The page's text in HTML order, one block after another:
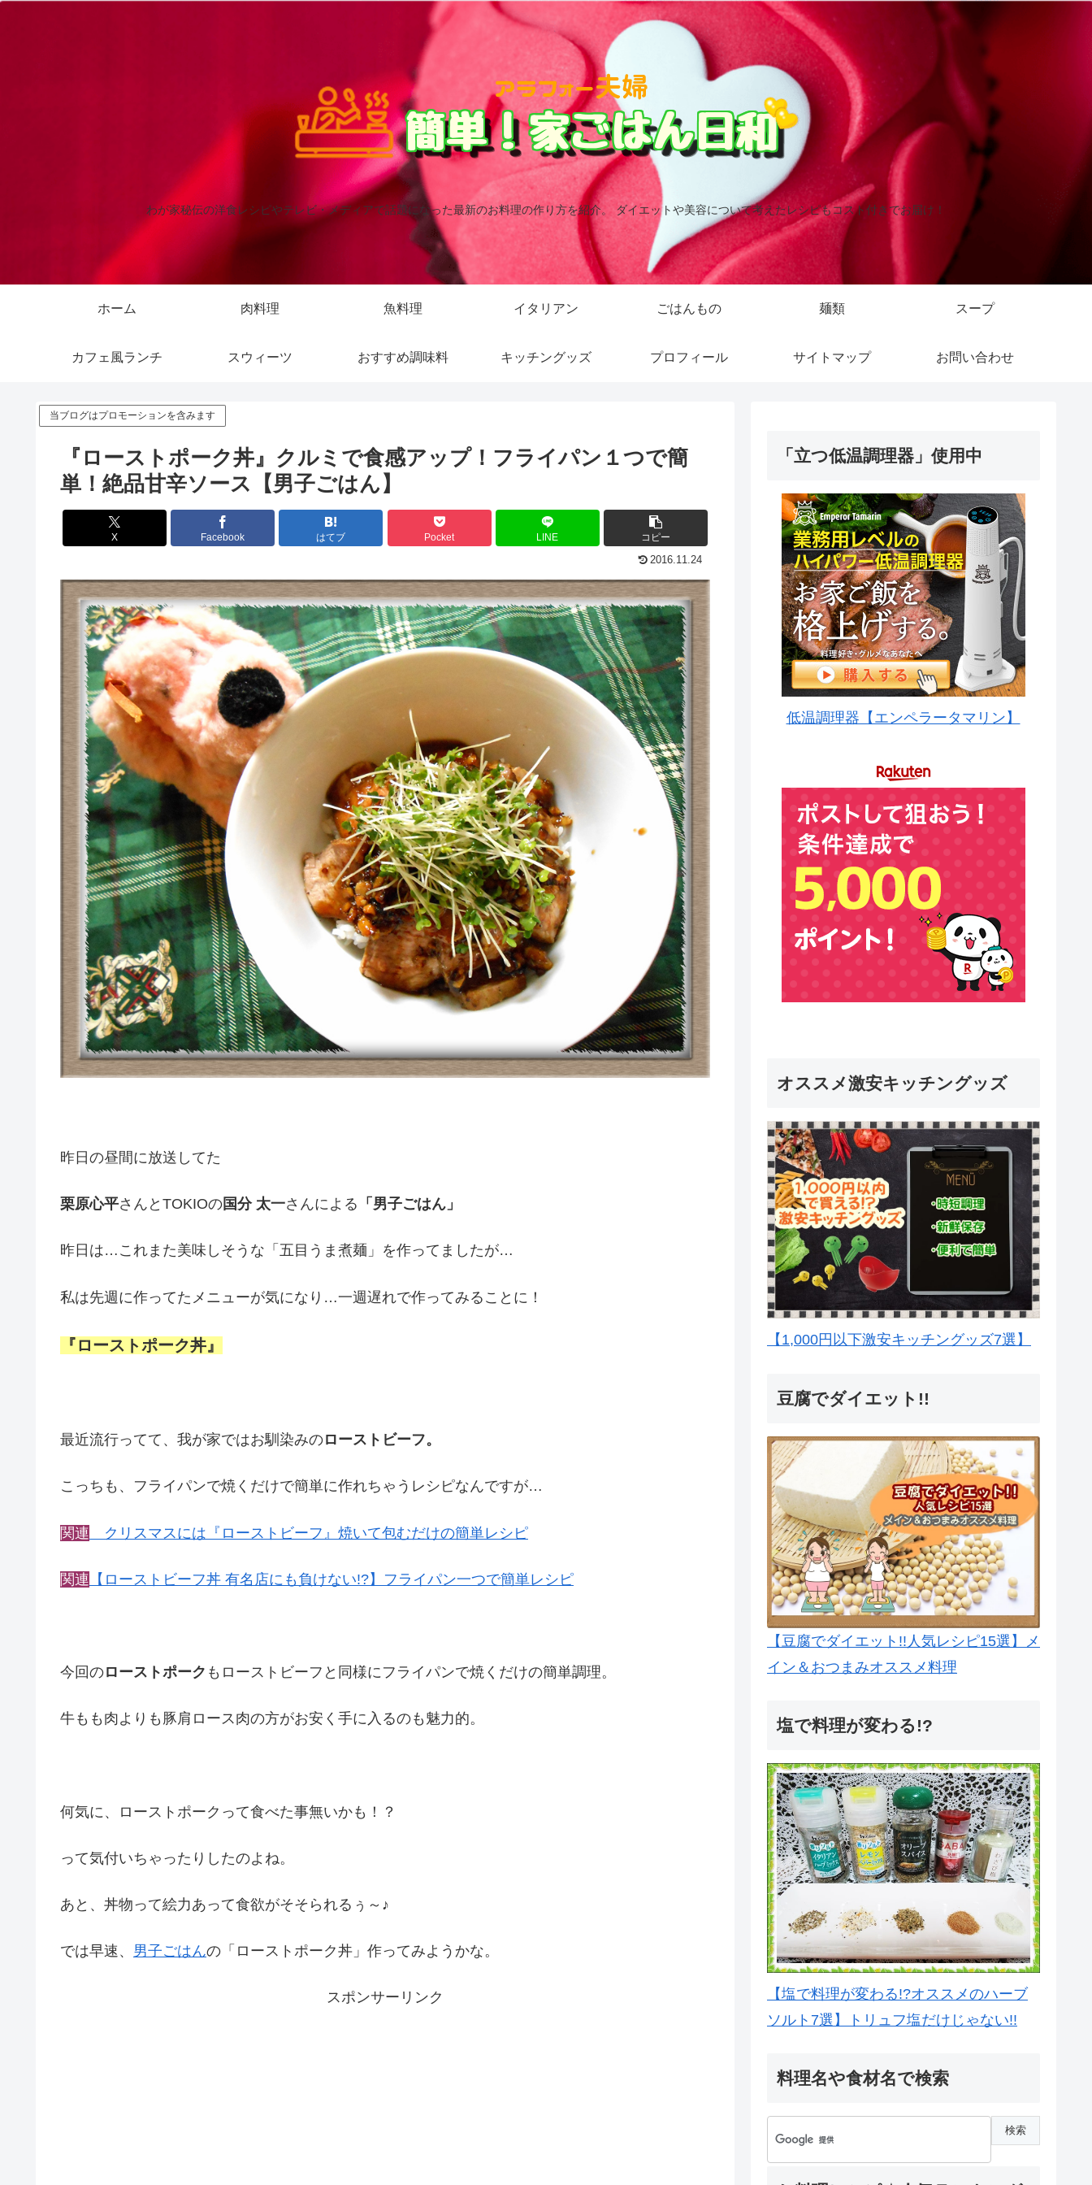
わが家秘伝の洋食レシピやテレビ・メディアで話題になった最新のお料理の作り方を紹介。 ダイエットや美容について考えたレシピもコスト付きでお届け！
ホーム 肉料理 魚料理 イタリアン ごはんもの 麺類 スープ
カフェ風ランチ スウィーツ おすすめ調味料 キッチングッズ プロフィール サイトマップ お問い合わせ
当ブログはプロモーションを含みます
『ローストポーク丼』クルミで食感アップ！フライパン１つで簡
単！絶品甘辛ソース【男子ごはん】
X Facebook はてブ Pocket LINE コピー
2016.11.24
昨日の昼間に放送してた
栗原心平さんとTOKIOの国分 太一さんによる 「男子ごはん」
昨日は…これまた美味しそうな「五目うま煮麺」を作ってましたが…
私は先週に作ってたメニューが気になり…一週遅れで作ってみることに！
『ローストポーク丼』
最近流行ってて、我が家ではお馴染みのローストビーフ。
こっちも、フライパンで焼くだけで簡単に作れちゃうレシピなんですが…
関連 クリスマスには『ローストビーフ』焼いて包むだけの簡単レシピ
関連 【ローストビーフ丼 有名店にも負けない!?】フライパン一つで簡単レシピ
今回のローストポーク もローストビーフと同様にフライパンで焼くだけの簡単調理。
牛もも肉よりも豚肩ロース肉の方がお安く手に入るのも魅力的。
何気に、ローストポークって食べた事無いかも！？
って気付いちゃったりしたのよね。
あと、丼物って絵力あって食欲がそそられるぅ～♪
では早速、 男子ごはんの「ローストポーク丼」作ってみようかな。
スポンサーリンク
「立つ低温調理器」使用中
低温調理器【エンペラータマリン】
オススメ激安キッチングッズ
【1,000円以下激安キッチングッズ7選】
豆腐でダイエット!!
【豆腐でダイエット!!人気レシピ15選】メ
イン＆おつまみオススメ料理
塩で料理が変わる!?
【塩で料理が変わる!?オススメのハーブ
ソルト7選】トリュフ塩だけじゃない!!
料理名や食材名で検索